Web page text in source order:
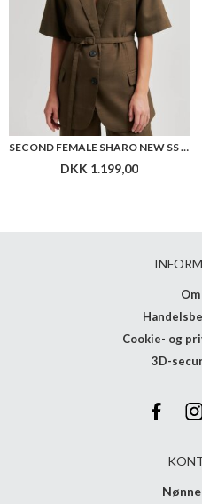
SECOND FEMALE SHARO NEW SS BLAZER
DKK 1.199,00
Cookie- og
3D-